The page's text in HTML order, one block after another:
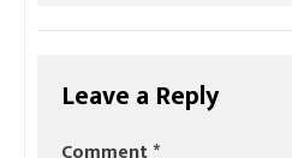
Leave a Reply